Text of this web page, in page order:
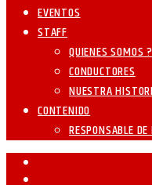
EVENTOS
STAFF
QUIENES SOMOS ?
CONDUCTORES
NUESTRA
CONTENIDO
RESPONSABLE